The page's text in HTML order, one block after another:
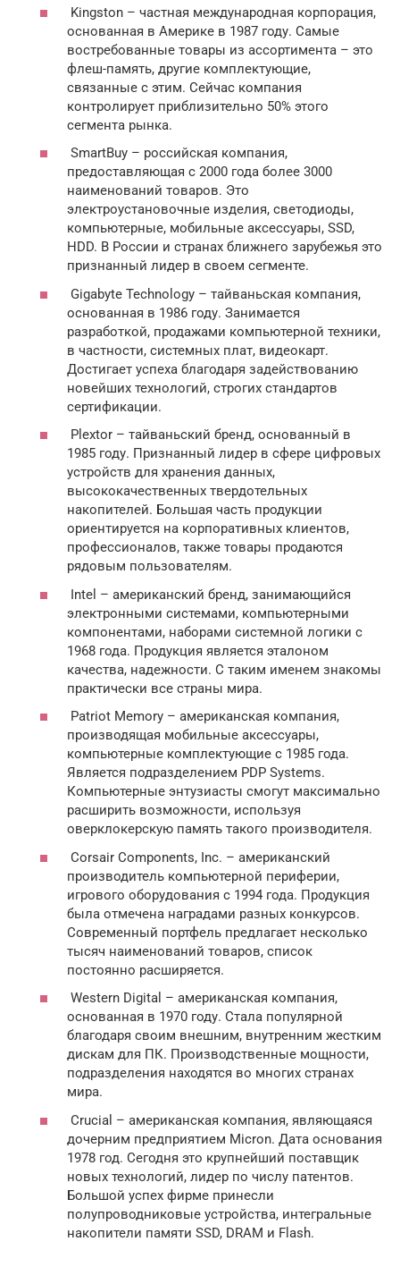
Kingston – частная международная корпорация,
основанная в Америке в 1987 году. Самые
востребованные товары из ассортимента – это
флеш-память, другие комплектующие,
связанные с этим. Сейчас компания
контролирует приблизительно 50% этого
сегмента рынка.
SmartBuy – российская компания,
предоставляющая с 2000 года более 3000
наименований товаров. Это
электроустановочные изделия, светодиоды,
компьютерные, мобильные аксессуары, SSD,
HDD. В России и странах ближнего зарубежья это
признанный лидер в своем сегменте.
Gigabyte Technology – тайваньская компания,
основанная в 1986 году. Занимается
разработкой, продажами компьютерной техники,
в частности, системных плат, видеокарт.
Достигает успеха благодаря задействованию
новейших технологий, строгих стандартов
сертификации.
Plextor – тайваньский бренд, основанный в
1985 году. Признанный лидер в сфере цифровых
устройств для хранения данных,
высококачественных твердотельных
накопителей. Большая часть продукции
ориентируется на корпоративных клиентов,
профессионалов, также товары продаются
рядовым пользователям.
Intel – американский бренд, занимающийся
электронными системами, компьютерными
компонентами, наборами системной логики с
1968 года. Продукция является эталоном
качества, надежности. С таким именем знакомы
практически все страны мира.
Patriot Memory – американская компания,
производящая мобильные аксессуары,
компьютерные комплектующие с 1985 года.
Является подразделением PDP Systems.
Компьютерные энтузиасты смогут максимально
расширить возможности, используя
оверклокерскую память такого производителя.
Corsair Components, Inc. – американский
производитель компьютерной периферии,
игрового оборудования с 1994 года. Продукция
была отмечена наградами разных конкурсов.
Современный портфель предлагает несколько
тысяч наименований товаров, список
постоянно расширяется.
Western Digital – американская компания,
основанная в 1970 году. Стала популярной
благодаря своим внешним, внутренним жестким
дискам для ПК. Производственные мощности,
подразделения находятся во многих странах
мира.
Crucial – американская компания, являющаяся
дочерним предприятием Micron. Дата основания
1978 год. Сегодня это крупнейший поставщик
новых технологий, лидер по числу патентов.
Большой успех фирме принесли
полупроводниковые устройства, интегральные
накопители памяти SSD, DRAM и Flash.